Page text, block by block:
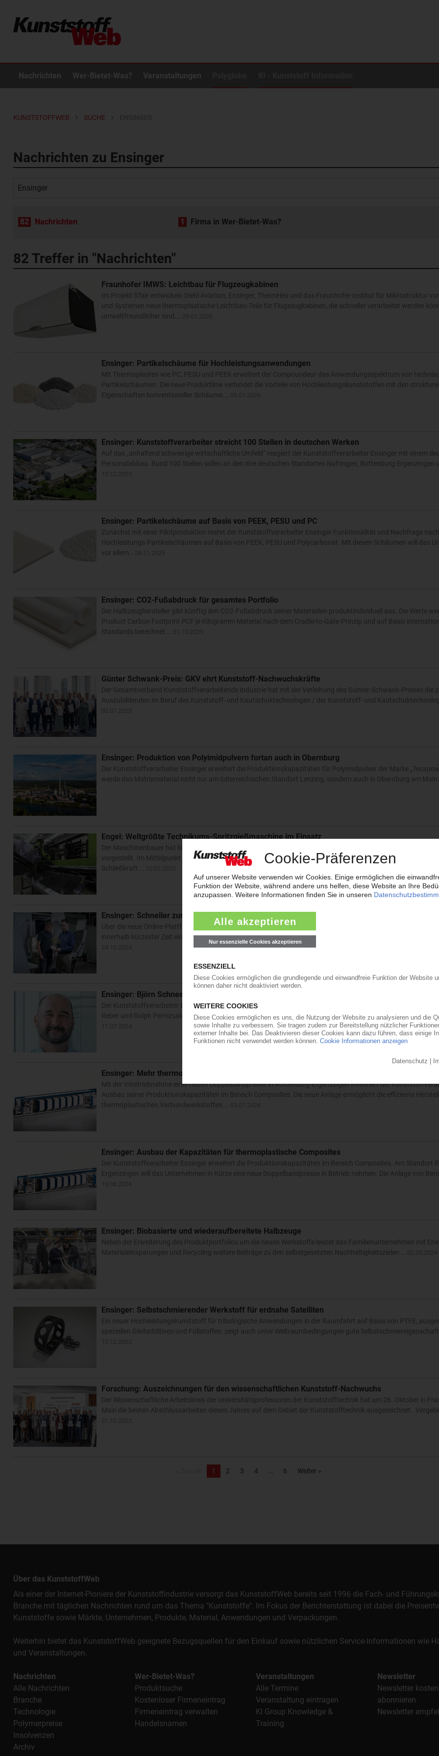
Nachrichten Wer-Bietet-Was? Veranstaltungen
KUNSTSTOFFWEB SUCHE
Nachrichten zu Ensinger
82 Nachrichten 1 Firma in Wer-Bietet-Was?
82 Treffer in "Nachrichten"
Fraunhofer IMWS: Leichtbau für Flugzeugkabinen
Im Projekt STair entwickeln Diehl Aviation, Ensinger, ThermHex und das Fraunhofer-Institut für Mikrostruktur
und Systemen neue thermoplastische Leichtbau-Teile für Flugzeugkabinen, die schneller verarbeitet werden
umweltfreundlicher sind.…
Ensinger: Partikelschäume für Hochleistungsanwendungen
Mit Thermoplasten wie PC, PESU und PEEK erweitert der Compoundeur das Anwendungsspektrum von
Partikelschäumen. Die neue Produktlinie verbindet die Vorteile von Hochleistungskunststoffen mit den
Eigenschaften konventioneller Schäume.…
Ensinger: Kunststoffverarbeiter streicht 100 Stellen in deutschen Werken
Auf das „anhaltend schwierige wirtschaftliche Umfeld“ reagiert der Kunststoffverarbeiter Ensinger mit einem
Personalabbau. Rund 100 Stellen sollen an den drei deutschen Standorten Nufringen, Rottenburg-Ergenzingen
Ensinger: Partikelschäume auf Basis von PEEK, PESU und PC
Zunächst mit einer Pilotproduktion testet der Kunststoffverarbeiter Ensinger Funktionalität und Nachfrage nach
Hochleistungs-Partikelschäumen auf Basis von PEEK, PESU und Polycarbonat. Mit diesen Schäumen will das
vor allem…
Ensinger: CO2-Fußabdruck für gesamtes Portfolio
Der Halbzeughersteller gibt künftig den CO2-Fußabdruck seiner Materialien produktindividuell aus. Die Werte
Product Carbon Footprint PCF je Kilogramm Material nach dem Cradle-to-Gate-Prinzip und auf Basis
Standards berechnet.…
Günter Schwank-Preis: GKV ehrt Kunststoff-Nachwuchskräfte
Der Gesamtverband Kunststoffverarbeitende Industrie hat mit der Verleihung des Günter-Schwank-Preises die
Auszubildenden im Beruf des Kunststoff- und Kautschuktechnologen / der Kunststoff- und
Ensinger: Produktion von Polyimidpulvern fortan auch in Obernburg
Der Kunststoffverarbeiter Ensinger erweitert die Produktionskapazitäten für Polyimidpulver der Marke
werde das Matrixmaterial nicht nur am österreichischen Standort Lenzing, sondern auch in Obernburg am Main…
Engel: Weltgrößte Technikums-Spritzgießmaschine im Einsatz
Der Maschinenbauer hat kürzlich gemeinsam mit Partnern im Technikum St. Valentin Technologien für die
vorgestellt. Im Mittelpunkt stand dabei die leistungsstarke Zweiplatten-Spritzgießmaschine duo 5500 combi M
Schließkraft.…
Ensinger: Schneller zum CNC-Kunststoffteil
Über die neue Online-Plattform Tecapart können Kunden CAD-Modelle und technische Zeichnungen hochladen
innerhalb kürzester Zeit ein Angebot für Dreh- und Frästeile aus Hochleistungskunststoffen wie PEEK, POM oder
Ensinger: Björn Schneekloth als weiterer Geschäftsführer
Der Kunststoffverarbeiter Ensinger hat die Führungsebene erweitert. Zum zusätzlichen Geschäftsführer neben
Reber und Ralph Pernizsak bestellte das Unternehmen zum 1. Juli 2024 Björn Schneekloth. Mit dem Schritt
Ensinger: Mehr thermoplastische Composites
Mit der Inbetriebnahme einer neuen Doppelbandpresse in Rottenburg-Ergenzingen investiert der
Ausbau seiner Produktionskapazitäten im Bereich Composites. Die neue Anlage ermöglicht die effiziente
thermoplastischen Verbundwerkstoffen.…
Ensinger: Ausbau der Kapazitäten für thermoplastische Composites
Der Kunststoffverarbeiter Ensinger erweitert die Produktionskapazitäten im Bereich Composites. Am Standort
Ergenzingen will das Unternehmen in Kürze eine neue Doppelbandpresse in Betrieb nehmen. Die Anlage von
Ensinger: Biobasierte und wiederaufbereitete Halbzeuge
Neben der Erweiterung des Produktportfolios um die neuen Werkstoffe leistet das Familienunternehmen mit
Materialeinsparungen und Recycling weitere Beiträge zu den selbstgesetzten Nachhaltigkeitszielen.…
Ensinger: Selbstschmierender Werkstoff für erdnahe Satelliten
Ein neuer Hochleistungskunststoff für tribologische Anwendungen in der Raumfahrt auf Basis von PTFE,
speziellen Gleitadditiven und Füllstoffen, zeigt auch unter Weltraumbedingungen gute
Forschung: Auszeichnungen für den wissenschaftlichen Kunststoff-Nachwuchs
Der Wissenschaftliche Arbeitskreis der Universitätsprofessoren der Kunststofftechnik hat am 26. Oktober in
Main die besten Abschlussarbeiten dieses Jahres auf dem Gebiet der Kunststofftechnik ausgezeichnet.
1 2 3 4 6 Weiter »
Über das KunststoffWeb
Als einer der Internet-Pioniere der Kunststoffindustrie versorgt das KunststoffWeb bereits seit 1996 die Fach- und
Branche mit täglichen Nachrichten rund um das Thema "Kunststoffe". Im Fokus der Berichterstattung ist dabei die
Kunststoffe sowie Märkte, Unternehmen, Produkte, Material, Anwendungen und Verpackungen.
Weiterhin bietet das KunststoffWeb geeignete Bezugsquellen für den Einkauf sowie nützlichen Service-Informationen wie
und Veranstaltungen.
Nachrichten
Alle Nachrichten
Branche
Technologie
Polymerpreise
Insolvenzen
Archiv
Wer-Bietet-Was?
Produktsuche
Kostenloser Firmeneintrag
Firmeneintrag verwalten
Handelsnamen
Veranstaltungen
Alle Termine
Veranstaltung eintragen
KI Group Knowledge &
Training
Newsletter
Newsletter
abonnieren
Newsletter